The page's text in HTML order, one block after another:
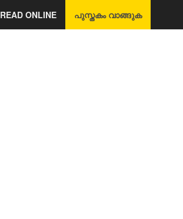
READ ONLINE പുസ്തകം വാങ്ങുക